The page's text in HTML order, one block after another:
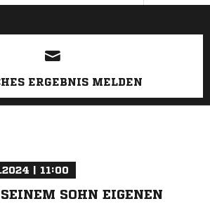
ANZEIGE
ERGEBNIS MELDEN
| 11:00
SOHN EIGENEN